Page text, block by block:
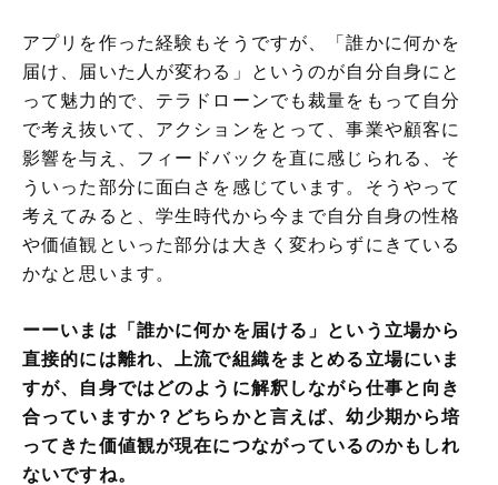
アプリを作った経験もそうですが、「誰かに何かを
届け、届いた人が変わる」というのが自分自身にと
って魅力的で、テラドローンでも裁量をもって自分
で考え抜いて、アクションをとって、事業や顧客に
影響を与え、フィードバックを直に感じられる、そ
ういった部分に面白さを感じています。そうやって
考えてみると、学生時代から今まで自分自身の性格
や価値観といった部分は大きく変わらずにきている
かなと思います。
ーーいまは「誰かに何かを届ける」という立場から
直接的には離れ、上流で組織をまとめる立場にいま
すが、自身ではどのように解釈しながら仕事と向き
合っていますか？どちらかと言えば、幼少期から培
ってきた価値観が現在につながっているのかもしれ
ないですね。